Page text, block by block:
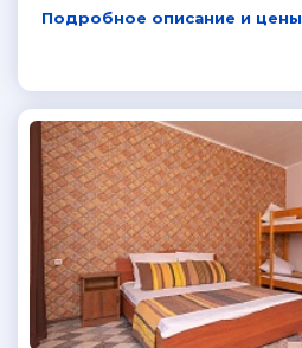
Подробное описание и цены